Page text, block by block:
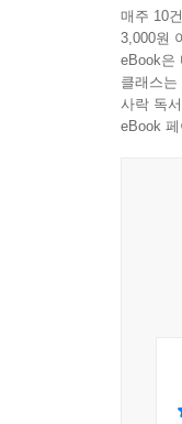
“‘정직
같은 가
모든 이
인에게
“내가
“가장
“아무
불구
하나,
수많
직업을
둘,
망가
셋, 배
일인데
10대에
- 워싱
우리가
명확하
삶의
이상
매주 10
3,000원
eBook은
클래스
사락 독
eBook